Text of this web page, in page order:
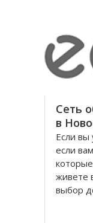
Сеть
в
Если вы
если
живете
выбор